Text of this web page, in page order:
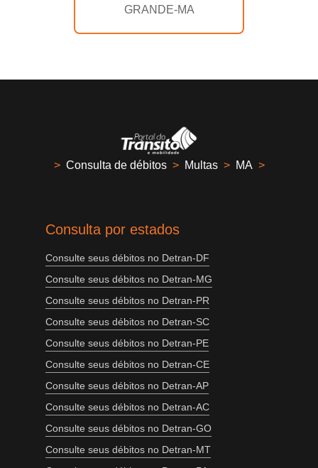
GRANDE-MA
> Consulta de débitos > Multas > MA >
Consulta por estados
Consulte seus débitos no Detran-DF
Consulte seus débitos no Detran-MG
Consulte seus débitos no Detran-PR
Consulte seus débitos no Detran-SC
Consulte seus débitos no Detran-PE
Consulte seus débitos no Detran-CE
Consulte seus débitos no Detran-AP
Consulte seus débitos no Detran-AC
Consulte seus débitos no Detran-GO
Consulte seus débitos no Detran-MT